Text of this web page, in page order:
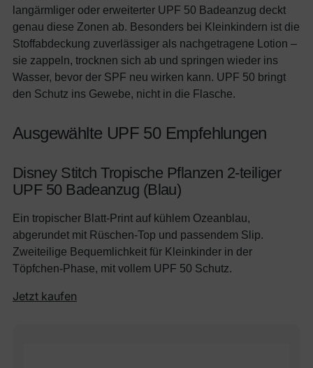
langärmliger oder erweiterter UPF 50 Badeanzug deckt
genau diese Zonen ab. Besonders bei Kleinkindern ist die
Stoffabdeckung zuverlässiger als nachgetragene Lotion –
sie zappeln, trocknen sich ab und springen wieder ins
Wasser, bevor der SPF neu wirken kann. UPF 50 bringt
den Schutz ins Gewebe, nicht in die Flasche.
Ausgewählte UPF 50 Empfehlungen
Disney Stitch Tropische Pflanzen 2-teiliger
UPF 50 Badeanzug (Blau)
Ein tropischer Blatt-Print auf kühlem Ozeanblau,
abgerundet mit Rüschen-Top und passendem Slip.
Zweiteilige Bequemlichkeit für Kleinkinder in der
Töpfchen-Phase, mit vollem UPF 50 Schutz.
Jetzt kaufen